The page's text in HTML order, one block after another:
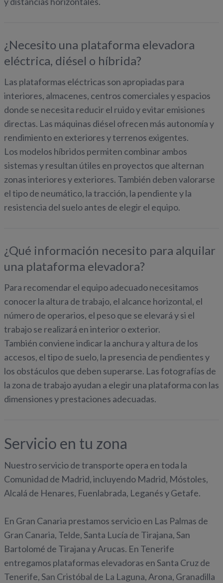
¿Necesito una plataforma elevadora
eléctrica, diésel o híbrida?
Las plataformas eléctricas son apropiadas para
interiores, almacenes, centros comerciales y espacios
donde se necesita reducir el ruido y evitar emisiones
directas. Las máquinas diésel ofrecen más autonomía y
rendimiento en exteriores y terrenos exigentes.
Los modelos híbridos permiten combinar ambos
sistemas y resultan útiles en proyectos que alternan
zonas interiores y exteriores. También deben valorarse
el tipo de neumático, la tracción, la pendiente y la
resistencia del suelo antes de elegir el equipo.
¿Qué información necesito para alquilar
una plataforma elevadora?
Para recomendar el equipo adecuado necesitamos
conocer la altura de trabajo, el alcance horizontal, el
número de operarios, el peso que se elevará y si el
trabajo se realizará en interior o exterior.
También conviene indicar la anchura y altura de los
accesos, el tipo de suelo, la presencia de pendientes y
los obstáculos que deben superarse. Las fotografías de
la zona de trabajo ayudan a elegir una plataforma con las
dimensiones y prestaciones adecuadas.
Servicio en tu zona
Nuestro servicio de transporte opera en toda la
Comunidad de Madrid, incluyendo Madrid, Móstoles,
Alcalá de Henares, Fuenlabrada, Leganés y Getafe.
En Gran Canaria prestamos servicio en Las Palmas de
Gran Canaria, Telde, Santa Lucía de Tirajana, San
Bartolomé de Tirajana y Arucas. En Tenerife
entregamos plataformas elevadoras en Santa Cruz de
Tenerife, San Cristóbal de La Laguna, Arona, Granadilla